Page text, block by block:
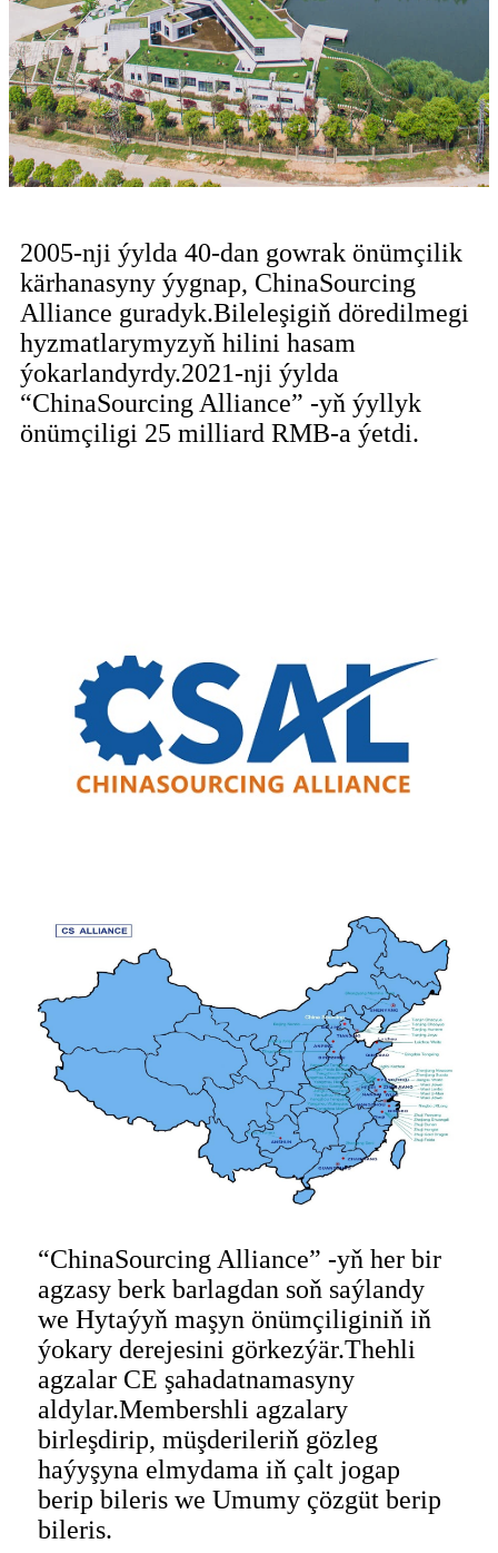
2005-nji ýylda 40-dan gowrak önümçilik
kärhanasyny ýygnap, ChinaSourcing
Alliance guradyk.Bileleşigiň döredilmegi
hyzmatlarymyzyň hilini hasam
ýokarlandyrdy.2021-nji ýylda
“ChinaSourcing Alliance” -yň ýyllyk
önümçiligi 25 milliard RMB-a ýetdi.
“ChinaSourcing Alliance” -yň her bir
agzasy berk barlagdan soň saýlandy
we Hytaýyň maşyn önümçiliginiň iň
ýokary derejesini görkezýär.Thehli
agzalar CE şahadatnamasyny
aldylar.Membershli agzalary
birleşdirip, müşderileriň gözleg
haýyşyna elmydama iň çalt jogap
berip bileris we Umumy çözgüt berip
bileris.